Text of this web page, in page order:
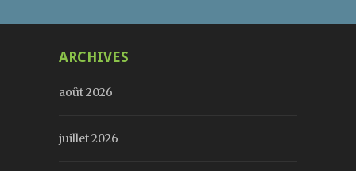
ARCHIVES
août 2026
juillet 2026